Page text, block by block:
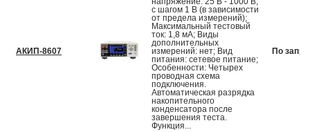
АКИП-8607
с шагом 1 В (в зависимости
от предела измерений);
Максимальный тестовый
ток: 1,8 мА; Виды
дополнительных
измерений: нет; Вид
питания: сетевое питание;
Особенности: Четырех
проводная схема
подключения.
Автоматическая разрядка
накопительного
конденсатора после
завершения теста.
Функция...
По